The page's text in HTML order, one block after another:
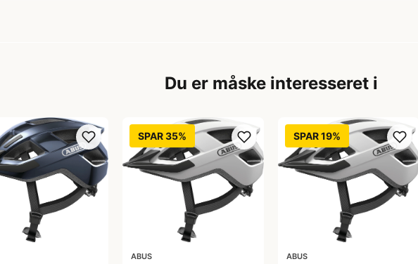
Du er måske interesseret i
SPAR 35%
ABUS
SPAR 19%
ABUS